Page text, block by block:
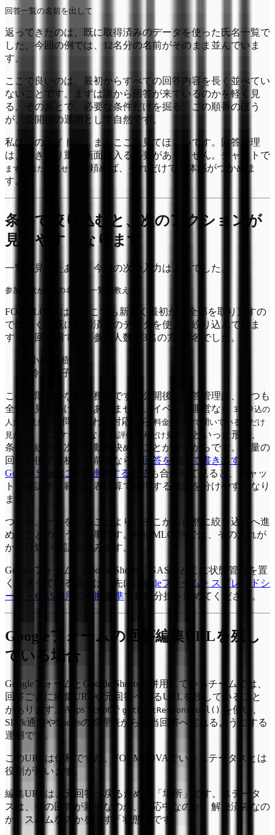
返ってきたのは、既に取得済みのデータを使った氏名一覧で
した。今回の例では、12名分の名前がそのまま並んでいま
す。
ここで良いのは、最初からすべての回答内容を長く並べてい
ないことです。まずは誰から回答が来ているのかを軽く見
る。そのあとで、必要な条件だけを掘る。この順番のほう
が、公開後の運用として自然です。
私はこのガイドで、まずここを見てほしいです。回答管理
は、いきなり重い画面に入る必要がありません。チャットで
まず一覧だけ見せて
と頼めば、それだけで全体感がつかめま
す。
条件で絞り込むと、次のアクションが
見えやすくなります
一覧が見えたあと、今回の次の入力はこれでした。
FORMLOVAは、ここでも新しく最初から全部を取り直すの
ではなく、既に取得済みのデータを使って絞り込んでいま
す。今回の例では、参加人数が3名の方は2名でした。
小林 直樹
鈴木 花子
この段階でかなり実務的です。公開後の回答管理は、いつも
全件を見るわけではありません。イベント運営なら 3名申込の
人だけ見たい
、問い合わせ対応なら 料金について聞いている人だけ
見たい
、アンケートなら 低評価の人だけ見たい
といった形で、
条件を絞って次の行動を決めることが多いからです。大量の
回答を後で分析する前提なら、
回答をCSVで書き出す /
Google Sheetsに自動連携する方法
も合わせて見ると、チャッ
トで確認する範囲と表計算で処理する範囲を分けやすくなり
ます。
つまり、一覧を見ることより、そこから自然に絞り込みへ進
めることのほうが大事です。FORMLOVAでは、その流れが
かなり短い会話で済みます。
Googleフォーム、Google Sheets、GASのどこに状態管理を置
くか迷っている場合は、先に
Googleフォーム + スプレッドシ
ート + GAS運用の判断基準で責務分担を決めてください。
Googleフォームの回答編集URLを残し
ている場合
GoogleフォームとGoogle Sheetsを併用しているチームでは、
回答ごとに編集URLや元回答へ戻るURLを残していること
があります。Apps Scriptで getEditResponseUrl()
を使い、
Slack通知やSheetsの管理表から該当回答へ戻れるようにする
運用です。
このURLは便利ですが、FORMLOVAでいうステータスとは
役割が違います。
編集URLは、元回答へ戻るための「場所」です。ステータ
スは、その回答が新規なのか、対応中なのか、解決済みなの
か、スパムなのかを示す「状態」です。